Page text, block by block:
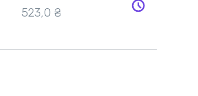
523,0 ₴